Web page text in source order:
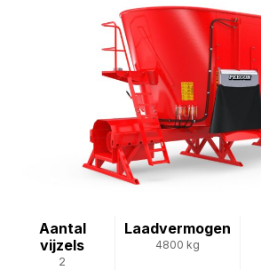
Aantal
vijzels
2
Laadvermogen
4800 kg